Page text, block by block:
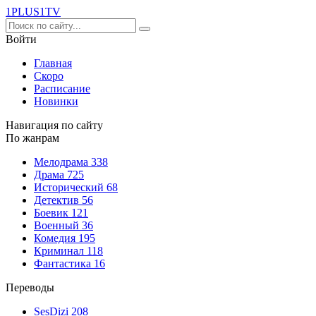
1PLUS1TV
Войти
Главная
Скоро
Расписание
Новинки
Навигация по сайту
По жанрам
Мелодрама 338
Драма 725
Исторический 68
Детектив 56
Боевик 121
Военный 36
Комедия 195
Криминал 118
Фантастика 16
Переводы
SesDizi 208